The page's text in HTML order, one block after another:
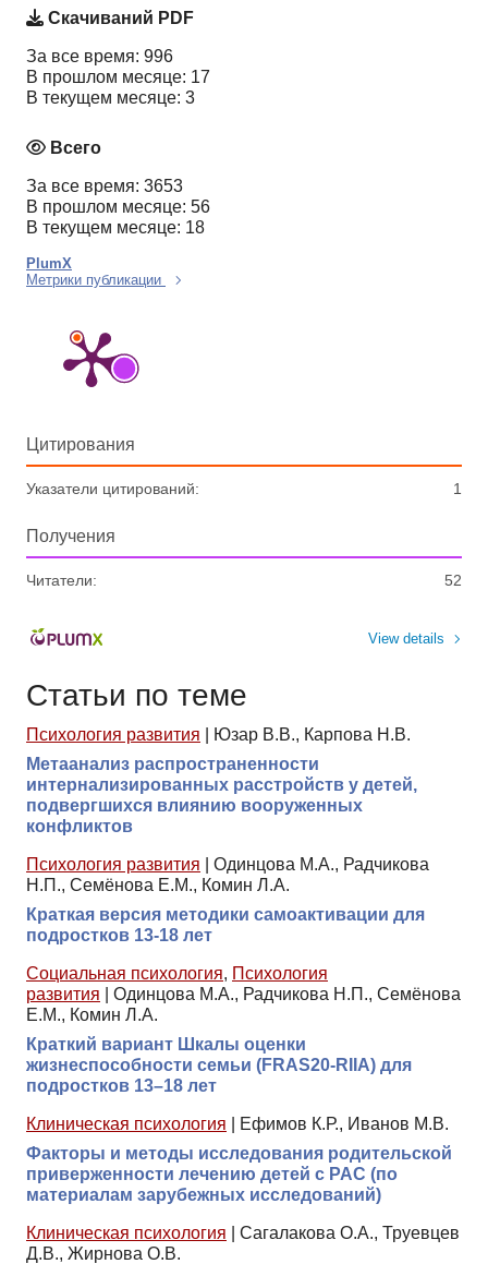
Скачиваний PDF
За все время: 996
В прошлом месяце: 17
В текущем месяце: 3
Всего
За все время: 3653
В прошлом месяце: 56
В текущем месяце: 18
PlumX
Метрики публикации
Цитирования
Указатели цитирований: 1
Получения
Читатели: 52
View details
Статьи по теме
Психология развития
Юзар В.В., Карпова Н.В.
Метаанализ распространенности
интернализированных расстройств у детей,
подвергшихся влиянию вооруженных
конфликтов
Психология развития
Одинцова М.А., Радчикова
Н.П., Семёнова Е.М., Комин Л.А.
Краткая версия методики самоактивации для
подростков 13-18 лет
Социальная психология, Психология
развития
Одинцова М.А., Радчикова Н.П., Семёнова
Е.М., Комин Л.А.
Краткий вариант Шкалы оценки
жизнеспособности семьи (FRAS20-RIIА) для
подростков 13–18 лет
Клиническая психология
Ефимов К.Р., Иванов М.В.
Факторы и методы исследования родительской
приверженности лечению детей с РАС (по
материалам зарубежных исследований)
Клиническая психология
Сагалакова О.А., Труевцев
Д.В., Жирнова О.В.